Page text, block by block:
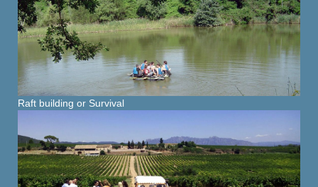
Raft building or Survival